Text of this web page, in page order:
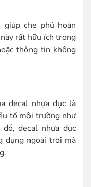
che phủ hoàn
rất hữu ích trong
thông tin không
decal nhựa đục là
tố môi trường như
decal nhựa đục
dụng ngoài trời mà